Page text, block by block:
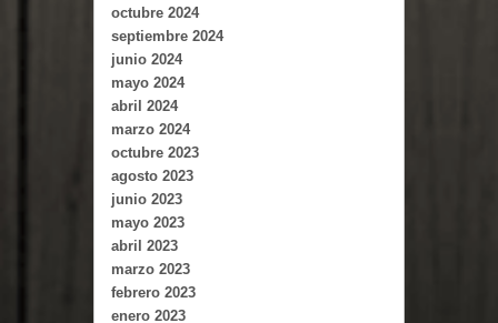
octubre 2024
septiembre 2024
junio 2024
mayo 2024
abril 2024
marzo 2024
octubre 2023
agosto 2023
junio 2023
mayo 2023
abril 2023
marzo 2023
febrero 2023
enero 2023